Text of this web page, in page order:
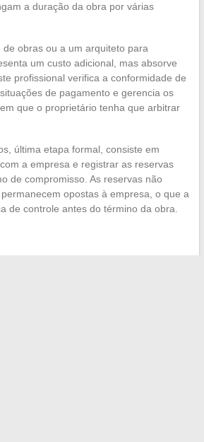
a duração da obra por várias
obras ou a um arquiteto para
um custo adicional, mas absorve
profissional verifica a conformidade de
de pagamento e gerencia os
que o proprietário tenha que arbitrar
última etapa formal, consiste em
a empresa e registrar as reservas
de compromisso. As reservas não
opostas à empresa, o que a
de controle antes do término da obra.